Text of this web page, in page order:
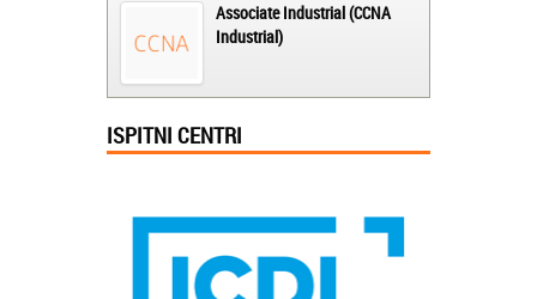
Associate Industrial (CCNA
Industrial)
ISPITNI CENTRI